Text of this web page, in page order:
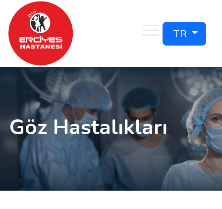
TR
Göz Hastalıkları